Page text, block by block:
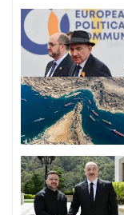
a
v
i
q
a
s